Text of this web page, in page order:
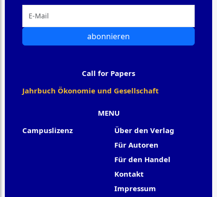
MENU
Campuslizenz
Über den Verlag
Für Autoren
Für den Handel
Kontakt
Impressum
abonnieren
Call for Papers
Jahrbuch Ökonomie und Gesellschaft